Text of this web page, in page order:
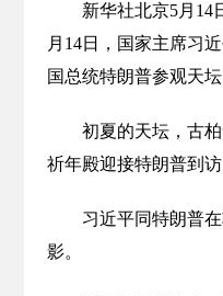
新华社北京5月14
月14日，国家主席习
国总统特朗普参观天坛
初夏的天坛，古
祈年殿迎接特朗普到访
习近平同特朗普
影。